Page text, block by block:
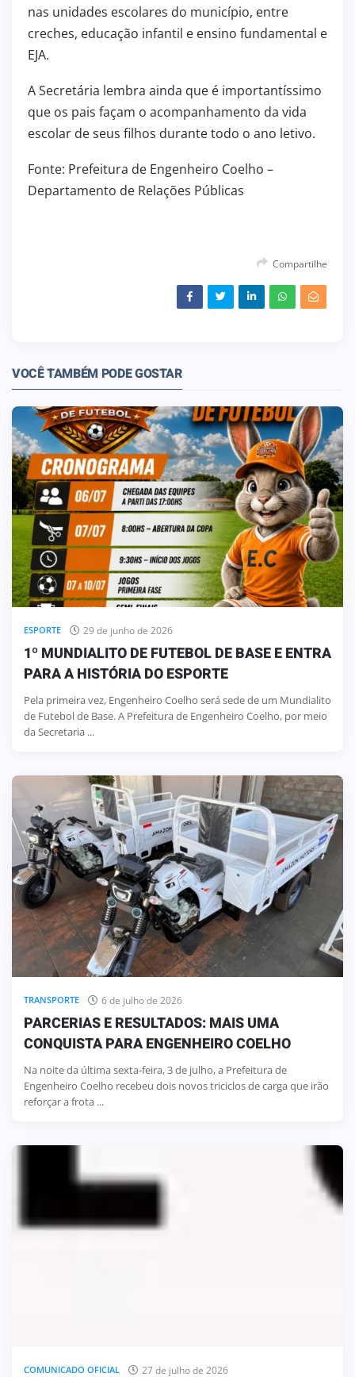
nas unidades escolares do município, entre
creches, educação infantil e ensino fundamental e
EJA.
A Secretária lembra ainda que é importantíssimo
que os pais façam o acompanhamento da vida
escolar de seus filhos durante todo o ano letivo.
Fonte: Prefeitura de Engenheiro Coelho –
Departamento de Relações Públicas
Compartilhe
VOCÊ TAMBÉM PODE GOSTAR
ESPORTE 29 de junho de 2026
1º MUNDIALITO DE FUTEBOL DE BASE E ENTRA
PARA A HISTÓRIA DO ESPORTE
Pela primeira vez, Engenheiro Coelho será sede de um Mundialito
de Futebol de Base. A Prefeitura de Engenheiro Coelho, por meio
da Secretaria ...
TRANSPORTE 6 de julho de 2026
PARCERIAS E RESULTADOS: MAIS UMA
CONQUISTA PARA ENGENHEIRO COELHO
Na noite da última sexta-feira, 3 de julho, a Prefeitura de
Engenheiro Coelho recebeu dois novos triciclos de carga que irão
reforçar a frota ...
COMUNICADO OFICIAL 27 de julho de 2026